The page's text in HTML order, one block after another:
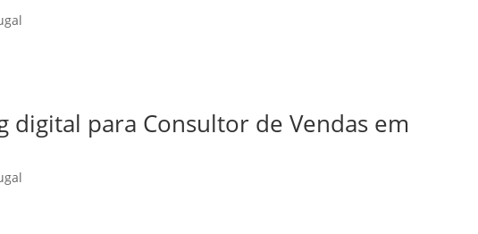
digital para Consultor de Vendas em